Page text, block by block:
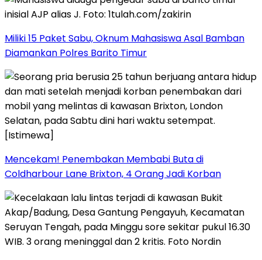
Miliki 15 Paket Sabu, Oknum Mahasiswa Asal Bamban
Diamankan Polres Barito Timur
Mencekam! Penembakan Membabi Buta di
Coldharbour Lane Brixton, 4 Orang Jadi Korban